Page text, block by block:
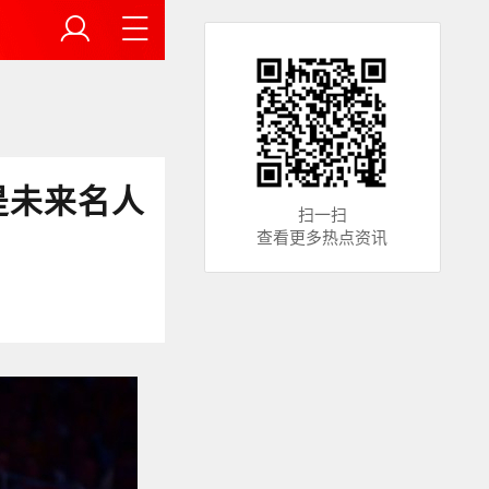
来名人
扫一扫
查看更多热点资讯